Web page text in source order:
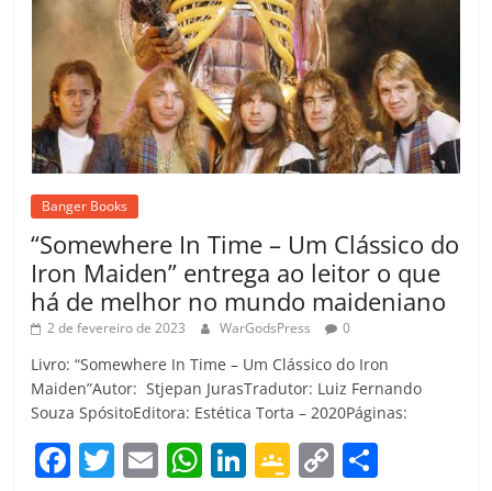
Banger Books
“Somewhere In Time – Um Clássico do
Iron Maiden” entrega ao leitor o que
há de melhor no mundo maideniano
2 de fevereiro de 2023 WarGodsPress 0
Livro: “Somewhere In Time – Um Clássico do Iron
Maiden”Autor: Stjepan JurasTradutor: Luiz Fernando
Souza SpósitoEditora: Estética Torta – 2020Páginas:
F T E W Li G C